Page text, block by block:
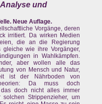
und
Neue Auflage.
Vorgänge, deren
irritiert. Da wirken Medien
die an die Regierung
gleiche wie ihre Vorgänger,
in Wahlkämpfen.
aber wollen alle das
von Mensch und Natur,
ist der Nährboden von
Da muss doch
doch nicht alles immer
Strippenzieher, um